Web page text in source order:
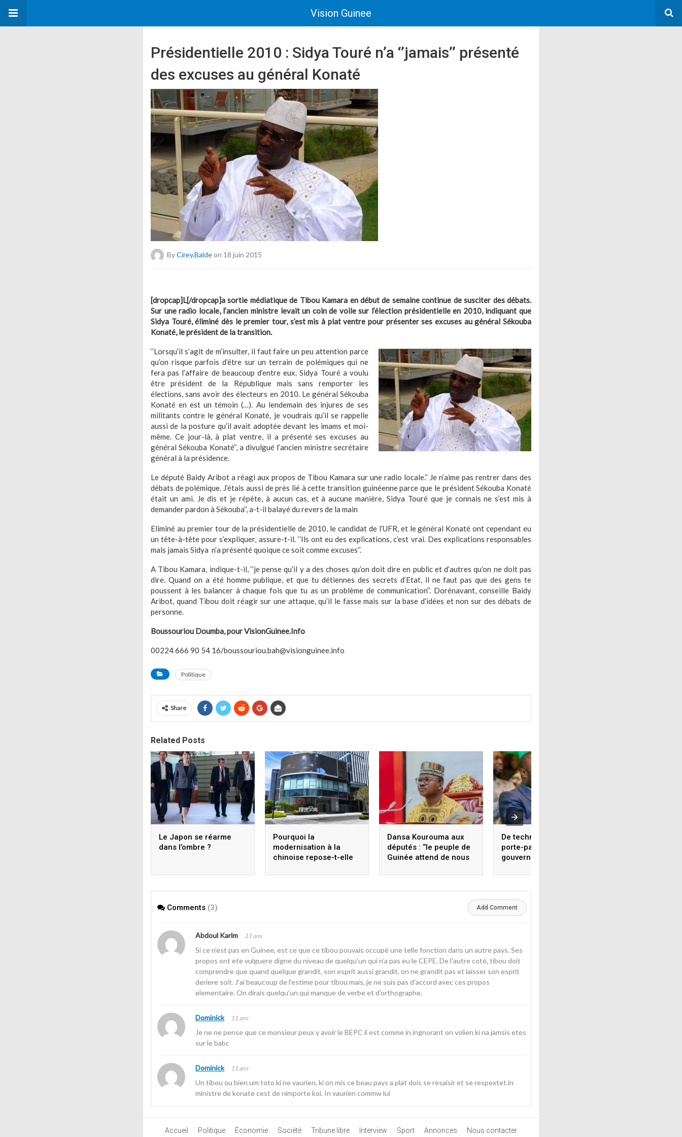
Vision Guinee
Présidentielle 2010 : Sidya Touré n’a ‘’jamais’’ présenté
des excuses au général Konaté
ByCirey.baldeon 18 juin 2015
[dropcap]L[/dropcap]a sortie médiatique de Tibou Kamara en début de semaine continue de susciter des débats.
Sur une radio locale, l’ancien ministre levait un coin de voile sur l’élection présidentielle en 2010, indiquant que
Sidya Touré, éliminé dès le premier tour, s’est mis à plat ventre pour présenter ses excuses au général Sékouba
Konaté, le président de la transition.
‘’Lorsqu’il s’agit de m’insulter, il faut faire un peu attention parce
qu’on risque parfois d’être sur un terrain de polémiques qui ne
fera pas l’affaire de beaucoup d’entre eux. Sidya Touré a voulu
être président de la République mais sans remporter les
élections, sans avoir des électeurs en 2010. Le général Sékouba
Konaté en est un témoin (…). Au lendemain des injures de ses
militants contre le général Konaté, je voudrais qu’il se rappelle
aussi de la posture qu’il avait adoptée devant les imams et moi-
même. Ce jour-là, à plat ventre, il a présenté ses excuses au
général Sékouba Konaté’’, a divulgué l’ancien ministre secrétaire
général à la présidence.
Le député Baidy Aribot a réagi aux propos de Tibou Kamara sur une radio locale.’’ Je n’aime pas rentrer dans des
débats de polémique. J’étais aussi de près lié à cette transition guinéenne parce que le président Sékouba Konaté
était un ami. Je dis et je répète, à aucun cas, et à aucune manière, Sidya Touré que je connais ne s’est mis à
demander pardon à Sékouba’’, a-t-il balayé du revers de la main
Eliminé au premier tour de la présidentielle de 2010, le candidat de l’UFR, et le général Konaté ont cependant eu
un tête-à-tête pour s’expliquer, assure-t-il. ‘’Ils ont eu des explications, c’est vrai. Des explications responsables
mais jamais Sidya n’a présenté quoique ce soit comme excuses’’.
A Tibou Kamara, indique-t-il, ‘’je pense qu’il y a des choses qu’on doit dire en public et d’autres qu’on ne doit pas
dire. Quand on a été homme publique, et que tu détiennes des secrets d’Etat, il ne faut pas que des gens te
poussent à les balancer à chaque fois que tu as un problème de communication’’. Dorénavant, conseille Baidy
Aribot, quand Tibou doit réagir sur une attaque, qu’il le fasse mais sur la base d’idées et non sur des débats de
personne.
Boussouriou Doumba, pour VisionGuinee.Info
00224 666 90 54 16/boussouriou.bah@visionguinee.info
Politique
Share
Related Posts
Le Japon se réarme
dans l’ombre ?
Pourquoi la
modernisation à la
chinoise repose-t-elle
scientifique et
Dansa Kourouma aux
députés : ‘’le peuple de
Guinée attend de nous
nationale forte, intègre,
De technicien de l’État à
porte-parole du
gouvernement : la
du ministre Faya
Comments (3) Add Comment
Abdoul Karim 11 ans
Si ce n’est pas en Guinee, est ce que ce tibou pouvais occupé une telle fonction dans un autre pays. Ses
propos ont ete vulguere digne du niveau de quelqu’un qui n’a pas eu le CEPE. De l’autre coté, tibou doit
comprendre que quand quelque grandit, son esprit aussi grandit, on ne grandit pas et laisser son esprit
deriere soit. J’ai beaucoup de l’estime pour tibou mais, je ne suis pas d’accord avec ces propos
elementaire. On dirais quelqu’un qui manque de verbe et d’orthographe.
Dominick 11 ans
Je ne ne pense que ce monsieur peux y avoir le BEPC il est comme in ingnorant on volien ki na jamsis etes
sur le babc
Dominick 11 ans
Un tibou ou bien um toto ki ne vaurien, ki on mis ce beau pays a plat dois se resaisir et se respextet.in
ministre de konate cest de nimporte koi. In vaurien commw lui
Accueil Politique Économie Société Tribune libre Interview Sport Annonces Nous contacter